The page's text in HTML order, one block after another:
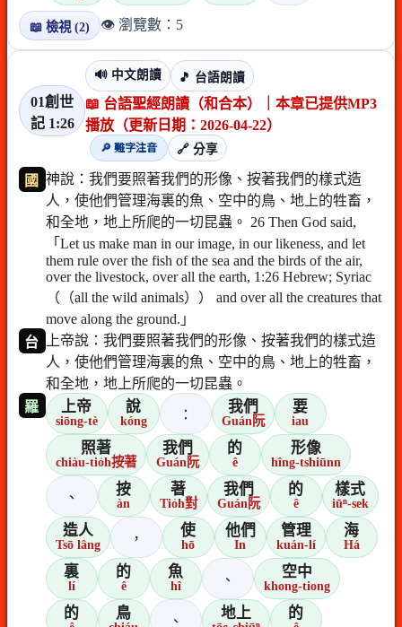
📖 檢視 (2) 👁️ 瀏覽數：5
01創世
記 1:26
🔊 中文朗讀 🎵 台語朗讀
📖 台語聖經朗讀（和合本）｜本章已提供MP3
播放（更新日期：2026-04-22）
🔎 難字注音
🔗 分享
國 神說：我們要照著我們的形像、按著我們的樣式造
人，使他們管理海裏的魚、空中的鳥、地上的牲畜，
和全地，地上所爬的一切昆蟲。 26 Then God said,
「Let us make man in our image, in our likeness, and let
them rule over the fish of the sea and the birds of the air,
over the livestock, over all the earth, 1:26 Hebrew; Syriac
（（all the wild animals）） and over all the creatures that
move along the ground.」
台
上帝說：我們要照著我們的形像、按著我們的樣式造
人，使他們管理海裏的魚、空中的鳥、地上的牲畜，
和全地，地上所爬的一切昆蟲。
羅
上帝
siōng-tè
說
kóng ： 我們
Guán阮
要
iau
照著
chiàu-tio̍h按著
我們
Guán阮
的
ê
形像
hîng-tshiūnn
、 按
àn
著
Tio̍h對
我們
Guán阮
的
ê
樣式
iūⁿ-sek
造人
Tsō lâng ， 使
hō
他們
In
管理
kuán-lí
海
Há
裏
lí
的
ê
魚
hî 、 空中
khong-tiong
的 鳥 、 地上 的